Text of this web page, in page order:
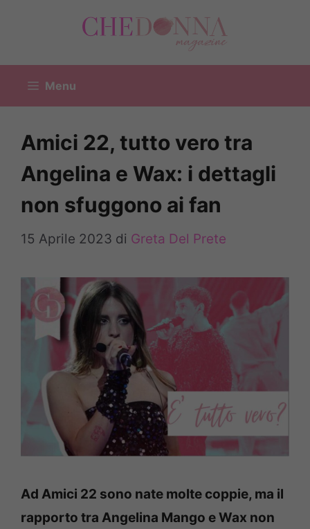
Menu
Amici 22, tutto vero tra
Angelina e Wax: i dettagli
non sfuggono ai fan
15 Aprile 2023 di Greta Del Prete
Ad Amici 22 sono nate molte coppie, ma il
rapporto tra Angelina Mango e Wax non